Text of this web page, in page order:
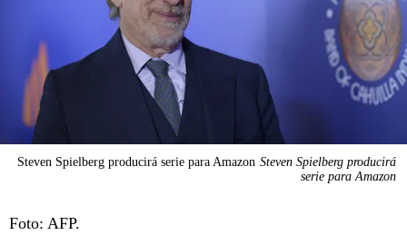
Steven Spielberg producirá serie para Amazon Steven Spielberg producirá
serie para Amazon
Foto: AFP.